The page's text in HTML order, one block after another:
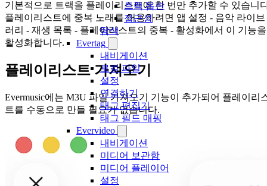
트랙 옵션
접근성
탐색
Evertag
내비게이션
로컬 파일
설정
연결하기
태그 편집기
태그 필드 매핑
Evervideo
내비게이션
미디어 보관함
미디어 플레이어
설정
기본적으로 트랙을 플레이리스트에 한 번만 추가할 수 있습니
플레이리스트에 중복 노래를 허용하려면 앱 설정 - 음악 라이브
러리 - 재생 목록 - 플레이리스트의 중복 - 활성화에서 이 기능을
활성화합니다.
플레이리스트 가져오기
Evermusic에는 M3U 파일 가져오기 기능이 추가되어 플레이리
트를 수동으로 만들 필요가 없습니다.